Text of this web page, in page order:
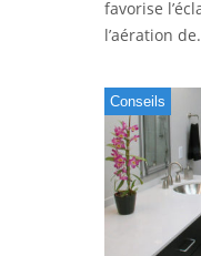
favorise
l’aération
Conseils